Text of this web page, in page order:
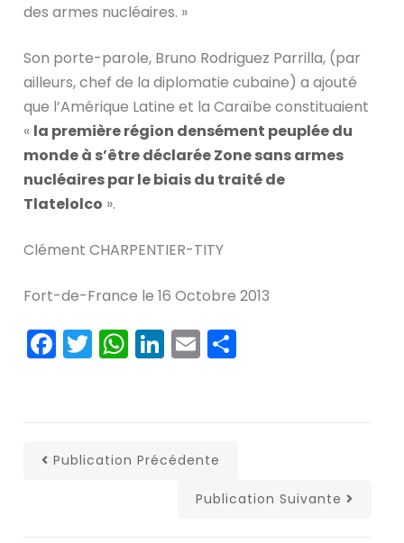
des armes nucléaires. »
Son porte-parole, Bruno Rodriguez Parrilla, (par
ailleurs, chef de la diplomatie cubaine) a ajouté
que l’Amérique Latine et la Caraïbe constituaient
« la première région densément peuplée du
monde à s’être déclarée Zone sans armes
nucléaires par le biais du traité de
Tlatelolco ».
Clément CHARPENTIER-TITY
Fort-de-France le 16 Octobre 2013
Facebook
Twitter
WhatsApp
LinkedIn
Email
Publication Précédente
Publication Suivante